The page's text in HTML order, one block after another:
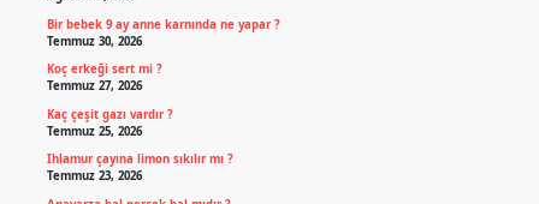
Bir bebek 9 ay anne karnında ne yapar ?
Temmuz 30, 2026
Koç erkeği sert mi ?
Temmuz 27, 2026
Kaç çeşit gazı vardır ?
Temmuz 25, 2026
Ihlamur çayına limon sıkılır mı ?
Temmuz 23, 2026